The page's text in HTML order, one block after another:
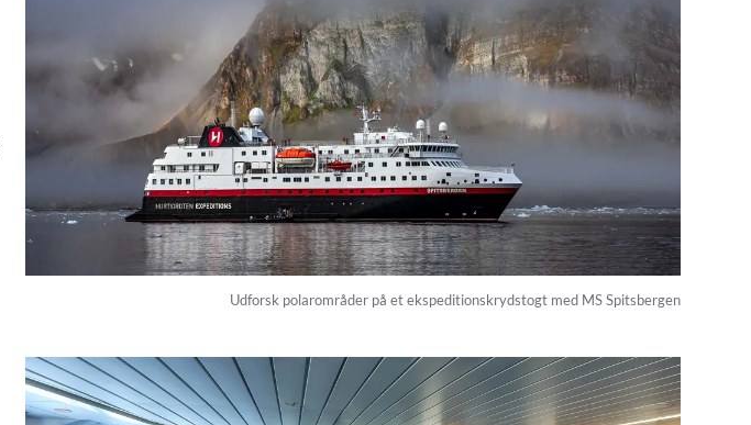
Udforsk polarområder på et ekspeditionskrydstogt med MS Spitsbergen